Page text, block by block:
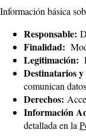
Información básica
Responsable:
Finalidad:
Legitimación:
Destinatarios
comunican
Derechos:
Información
detallada en la